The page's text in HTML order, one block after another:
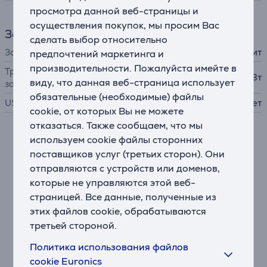
просмотра данной веб-страницы и
осуществления покупок, мы просим Вас
сделать выбор относительно
предпочтений маркетинга и
производительности. Пожалуйста имейте в
виду, что данная веб-страница использует
обязательные (необходимые) файлы
cookie, от которых Вы не можете
отказаться. Также сообщаем, что мы
используем cookie файлы сторонних
поставщиков услуг (третьих сторон). Они
отправляются с устройств или доменов,
которые не управляются этой веб-
страницей. Все данные, полученные из
этих файлов cookie, обрабатываются
третьей стороной.
Политика использования файлов
cookie Euronics
Зарядное устройство
Зарядное устройство
в комплект не входит
Требуемая мощность
зарядного устройства
2,5 - 15 Вт
USB PD Нет
Описание
Созданы для маленьких меломанов. Ограничение
громкости для дома и поездок
Эти наушники с комфортной посадкой поверх ушей
обеспечивают пассивное шумоподавление, а
ограниченной громкости до 75 дБ будет достаточно
шумных мест можно включить режим
шумоподавления на наушниках или в приложении